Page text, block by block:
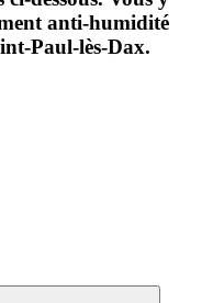
anti-humidité
Paul-lès-Dax.